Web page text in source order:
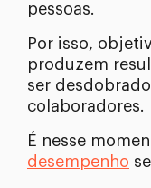
pessoas.
Por isso,
produzem
ser
colaboradores.
É nesse
desempenho